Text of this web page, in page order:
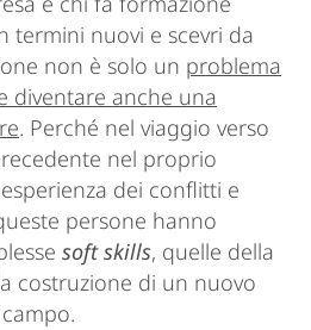
termini nuovi e scevri da
non è solo un problema
diventare anche una
. Perché nel viaggio verso
nel proprio
dei conflitti e
persone hanno
soft skills, quelle della
costruzione di un nuovo